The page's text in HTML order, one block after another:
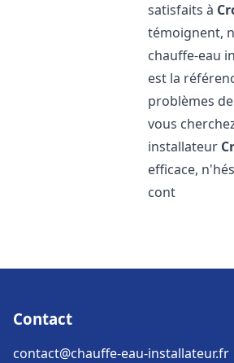
satisfaits à
témoignent,
chauffe-eau
est la
problèmes
vous
installateur
efficace,
cont
Contact
contact@chauffe-eau-installateur.fr